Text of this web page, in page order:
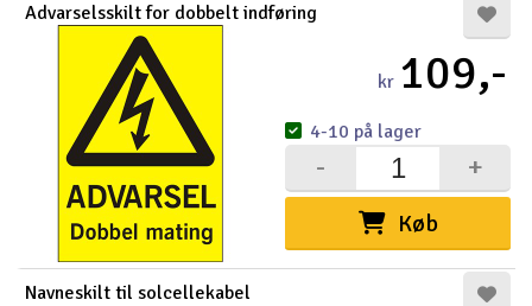
Modeljernbane
Motor & tilbehør
Outlet
Radio udstyr
Raketter
Advarselsskilt for dobbelt indføring
kr 109,-
Køb
+
-
4-10 på lager
Navneskilt til solcellekabel